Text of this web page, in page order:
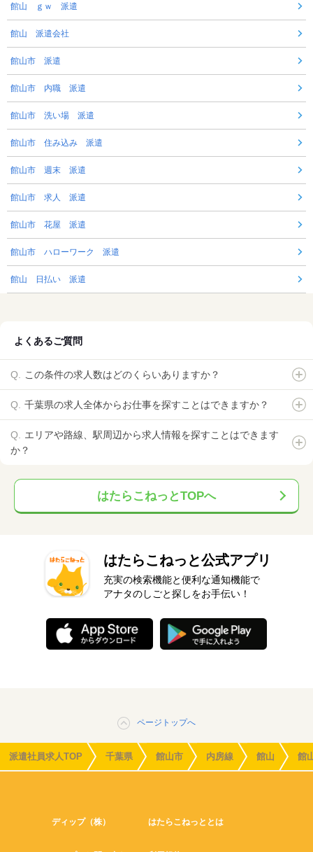
館山 ｇｗ 派遣
館山 派遣会社
館山市 派遣
館山市 内職 派遣
館山市 洗い場 派遣
館山市 住み込み 派遣
館山市 週末 派遣
館山市 求人 派遣
館山市 花屋 派遣
館山市 ハローワーク 派遣
館山 日払い 派遣
よくあるご質問
この条件の求人数はどのくらいありますか？
千葉県の求人全体からお仕事を探すことはできますか？
エリアや路線、駅周辺から求人情報を探すことはできます
か？
はたらこねっとTOPへ
はたらこねっと公式アプリ
充実の検索機能と便利な通知機能で
アナタのしごと探しをお手伝い！
ページトップへ
派遣社員求人TOP 千葉県 館山市 内房線 館山 館
ディップ（株） はたらこねっととは